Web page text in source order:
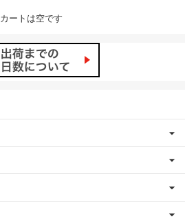
カートは空です